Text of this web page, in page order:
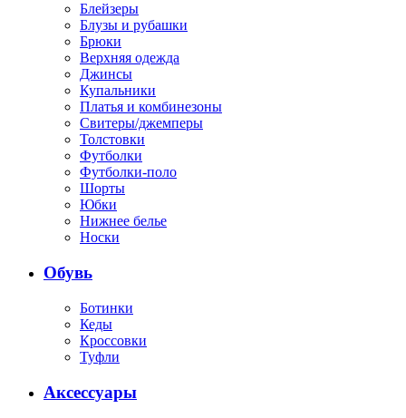
Блейзеры
Блузы и рубашки
Брюки
Верхняя одежда
Джинсы
Купальники
Платья и комбинезоны
Свитеры/джемперы
Толстовки
Футболки
Футболки-поло
Шорты
Юбки
Нижнее белье
Носки
Обувь
Ботинки
Кеды
Кроссовки
Туфли
Аксессуары